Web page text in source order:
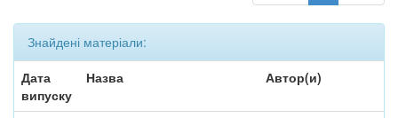
Знайдені матеріали:
Дата
випуску
Назва Автор(и)